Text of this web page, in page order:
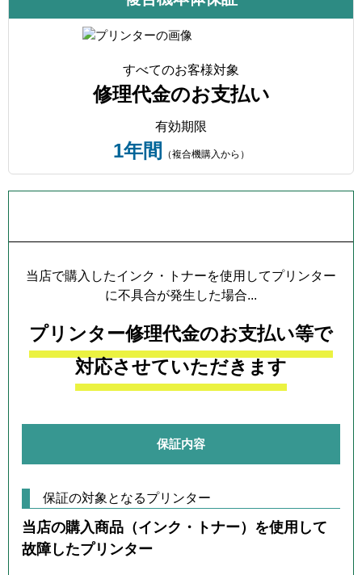
すべてのお客様対象
修理代金のお支払い
有効期限
1年間 （複合機購入から）
当店で購入したインク・トナーを使用してプリンター
に不具合が発生した場合...
プリンター修理代金のお支払い等で
対応させていただきます
保証内容
保証の対象となるプリンター
当店の購入商品（インク・トナー）を使用して
故障したプリンター